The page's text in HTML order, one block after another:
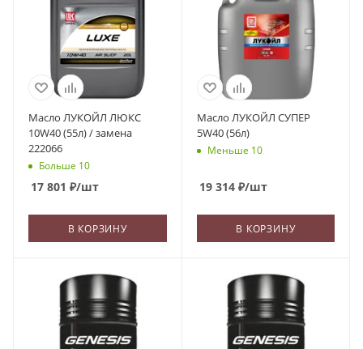
Масло ЛУКОЙЛ ЛЮКС
10W40 (55л) / замена
222066
Больше 10
17 801 ₽/шт
В КОРЗИНУ
Масло ЛУКОЙЛ СУПЕР
5W40 (56л)
Меньше 10
19 314₽/шт
В КОРЗИНУ